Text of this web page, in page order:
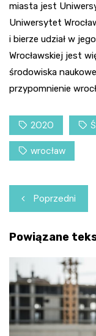
miasta jest
Uniwersytet
i bierze udział w
Wrocławskiej jest
środowiska
przypomnienie
2020
wrocław
wpisu
Poprzedni
Powiązane